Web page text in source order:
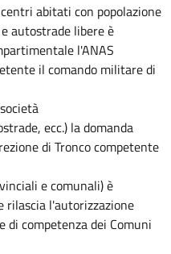
abitati con popolazione
autostrade libere è
l'ANAS
il comando militare di
ecc.) la domanda
di Tronco competente
e comunali) è
rilascia l'autorizzazione
di competenza dei Comuni